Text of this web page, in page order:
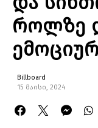
როლზე
Billboard
15 მაისი, 2024